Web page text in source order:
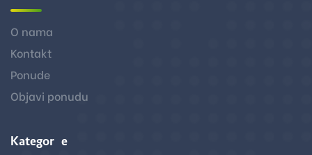
O nama
Kontakt
Ponude
Objavi ponudu
Kategorije